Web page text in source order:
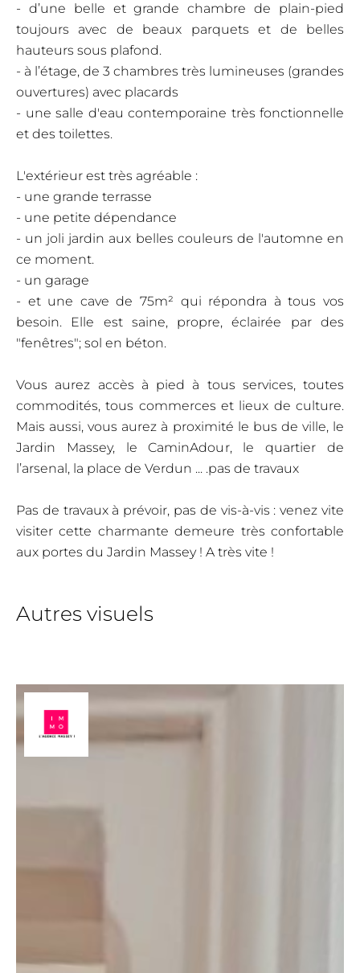
- d’une belle et grande chambre de plain-pied
toujours avec de beaux parquets et de belles
hauteurs sous plafond.
- à l’étage, de 3 chambres très lumineuses (grandes
ouvertures) avec placards
- une salle d'eau contemporaine très fonctionnelle
et des toilettes.
L'extérieur est très agréable :
- une grande terrasse
- une petite dépendance
- un joli jardin aux belles couleurs de l'automne en
ce moment.
- un garage
- et une cave de 75m² qui répondra à tous vos
besoin. Elle est saine, propre, éclairée par des
"fenêtres"; sol en béton.
Vous aurez accès à pied à tous services, toutes
commodités, tous commerces et lieux de culture.
Mais aussi, vous aurez à proximité le bus de ville, le
Jardin Massey, le CaminAdour, le quartier de
l’arsenal, la place de Verdun ... .pas de travaux
Pas de travaux à prévoir, pas de vis-à-vis : venez vite
visiter cette charmante demeure très confortable
aux portes du Jardin Massey ! A très vite !
Autres visuels